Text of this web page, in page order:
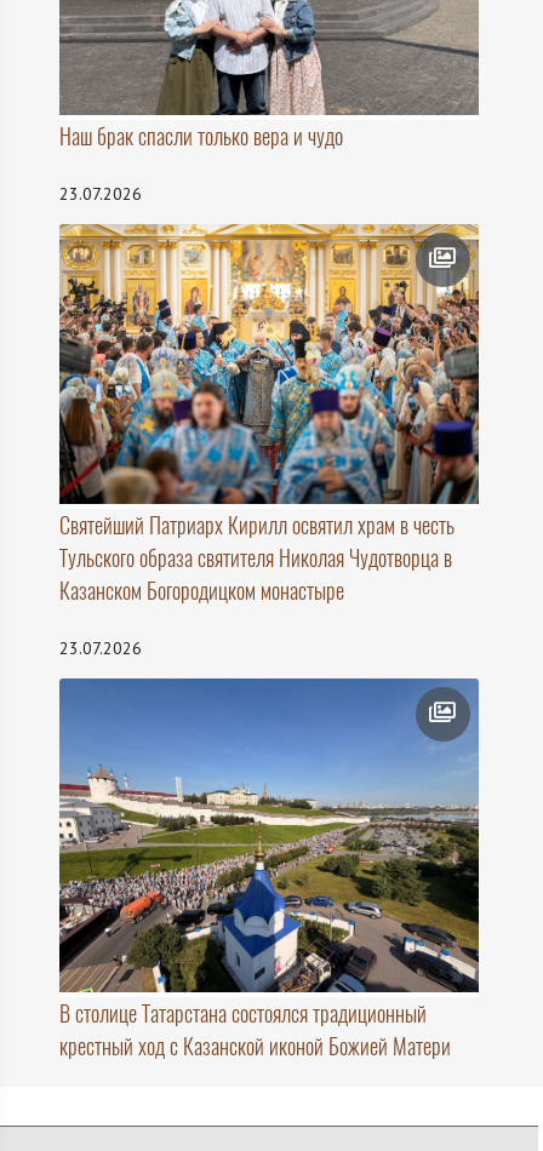
Наш брак спасли только вера и чудо
23.07.2026
Святейший Патриарх Кирилл освятил храм в честь
Тульского образа святителя Николая Чудотворца в
Казанском Богородицком монастыре
23.07.2026
В столице Татарстана состоялся традиционный
крестный ход с Казанской иконой Божией Матери